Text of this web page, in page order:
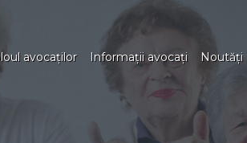
avocaţilor Informaţii avocaţi Noutăţi